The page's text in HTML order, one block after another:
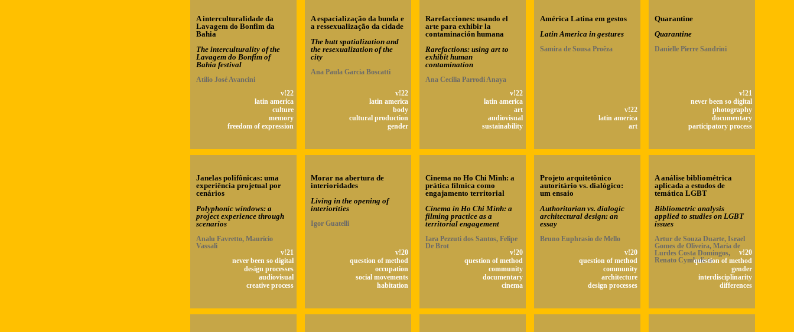
A interculturalidade da
Lavagem do Bonfim da
Bahia
The interculturality of the
Lavagem do Bonfim of
Bahia festival
Atílio José Avancini
v!22
latin america
culture
memory
freedom of expression
A espacialização da bunda e
a ressexualização da cidade
The butt spatialization and
the resexualization of the
city
Ana Paula Garcia Boscatti
v!22
latin america
body
cultural production
gender
Rarefacciones: usando el
arte para exhibir la
contaminación humana
Rarefactions: using art to
exhibit human
contamination
Ana Cecilia Parrodi Anaya
v!22
latin america
art
audiovisual
sustainability
América Latina em gestos
Latin America in gestures
Samira de Sousa Proêza
v!22
latin america
art
Quarantine
Quarantine
Danielle Pierre Sandrini
v!21
never been so digital
photography
documentary
participatory process
Janelas polifônicas: uma
experiência projetual por
cenários
Polyphonic windows: a
project experience through
scenarios
Analu Favretto, Maurício
Vassali
v!21
never been so digital
design processes
audiovisual
creative process
Morar na abertura de
interioridades
Living in the opening of
interiorities
Igor Guatelli
v!20
question of method
occupation
social movements
habitation
Cinema no Ho Chi Minh: a
prática fílmica como
engajamento territorial
Cinema in Ho Chi Minh: a
filming practice as a
territorial engagement
Iara Pezzuti dos Santos, Felipe
De Brot
v!20
question of method
community
documentary
cinema
Projeto arquitetônico
autoritário vs. dialógico:
um ensaio
Authoritarian vs. dialogic
architectural design: an
essay
Bruno Euphrasio de Mello
v!20
question of method
community
architecture
design processes
A análise bibliométrica
aplicada a estudos de
temática LGBT
Bibliometric analysis
applied to studies on LGBT
issues
Artur de Souza Duarte, Israel
Gomes de Oliveira, Maria de
Lurdes Costa Domingos,
Renato Cymbalista
v!20
question of method
gender
interdisciplinarity
differences